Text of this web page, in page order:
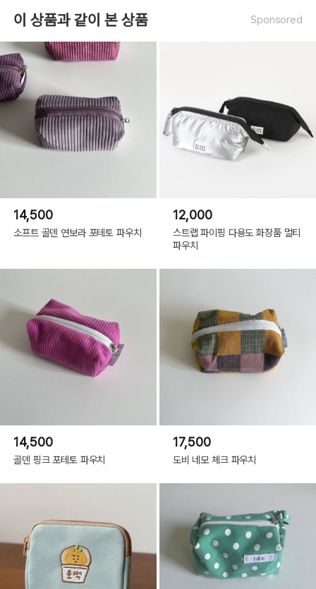
이 상품과 같이 본 상품 Sponsored
14,500
소프트 골덴 연보라 포테토 파우치
12,000
스트랩 파이핑 다용도 화장품 멀티
파우치
14,500
골덴 핑크 포테토 파우치
17,500
도비 네모 체크 파우치